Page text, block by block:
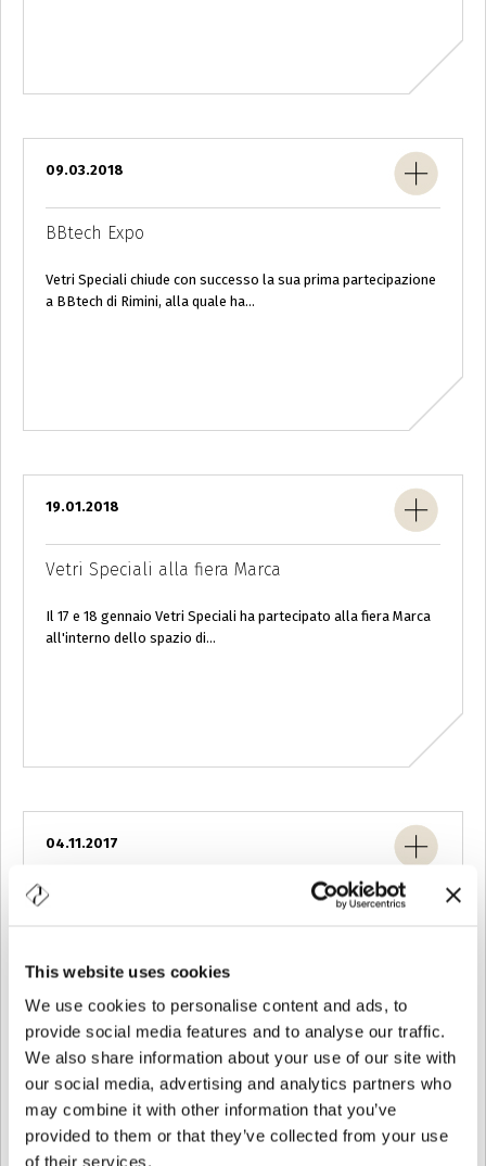
This website uses cookies
We use cookies to personalise content and ads, to
provide social media features and to analyse our traffic.
We also share information about your use of our site with
our social media, advertising and analytics partners who
may combine it with other information that you’ve
provided to them or that they’ve collected from your use
of their services.
09.03.2018
BBtech Expo
Vetri Speciali chiude con successo la sua prima partecipazione
a BBtech di Rimini, alla quale ha...
19.01.2018
Vetri Speciali alla fiera Marca
Il 17 e 18 gennaio Vetri Speciali ha partecipato alla fiera Marca
all'interno dello spazio di...
04.11.2017
BBTech expo
febbraio 2018. BBTech expo è la...